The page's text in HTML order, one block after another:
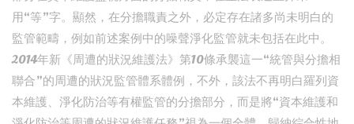
用“等”字。顯然，在分擔職責之外，必定存在諸多尚未明白的
監管範疇，例如前述案例中的噪聲淨化監管就未包括在此中。
2014年新《周遭的狀況維護法》第10條承襲這一“統管與分擔相
聯合”的周遭的狀況監管體系體例，不外，該法不再明白羅列資
本維護、淨化防治等有權監管的分擔部分，而是將“資本維護和